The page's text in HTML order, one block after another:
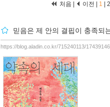
처음 | 이전 | 1 2
믿음은 제 안의 결핍이 충족되
https://blog.aladin.co.kr/715240113/17439146